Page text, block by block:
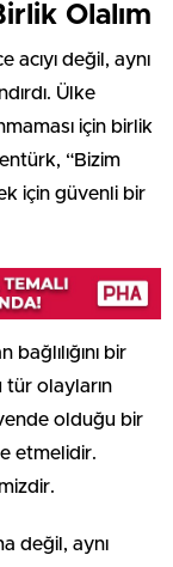
Olalım
değil, aynı
Ülke
için birlik
“Bizim
için güvenli bir
bir
tür olayların
olduğu bir
etmelidir.
değil, aynı